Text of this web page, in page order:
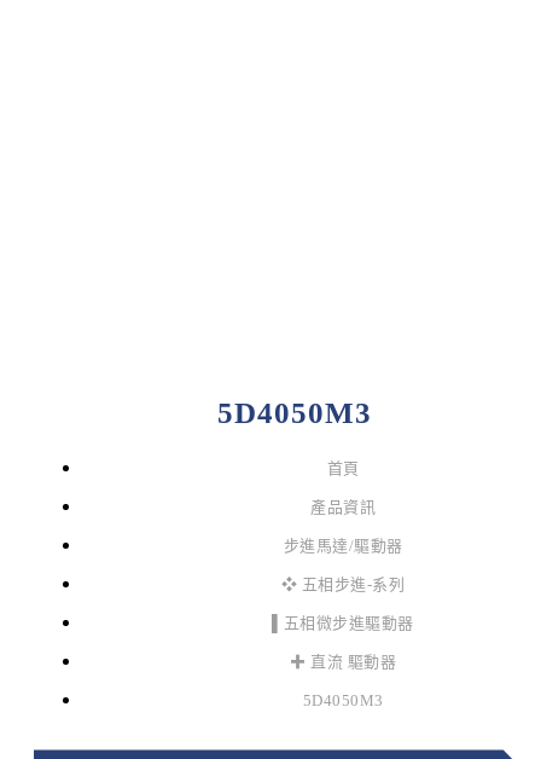
5D4050M3
首頁
產品資訊
步進馬達/驅動器
❖ 五相步進-系列
▌五相微步進驅動器
✚ 直流 驅動器
5D4050M3